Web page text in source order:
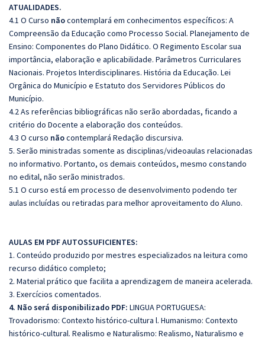
ATUALIDADES.
4.1 O Curso nãocontemplará em conhecimentos específicos: A
Compreensão da Educação como Processo Social. Planejamento de
Ensino: Componentes do Plano Didático. O Regimento Escolar sua
importância, elaboração e aplicabilidade. Parâmetros Curriculares
Nacionais. Projetos Interdisciplinares. História da Educação. Lei
Orgânica do Município e Estatuto dos Servidores Públicos do
Município.
4.2 As referências bibliográficas não serão abordadas, ficando a
critério do Docente a elaboração dos conteúdos.
4.3 O curso nãocontemplará Redação discursiva.
5. Serão ministradas somente as disciplinas/videoaulas relacionadas
no informativo. Portanto, os demais conteúdos, mesmo constando
no edital, não serão ministrados.
5.1 O curso está em processo de desenvolvimento podendo ter
aulas incluídas ou retiradas para melhor aproveitamento do Aluno.
AULAS EM PDF AUTOSSUFICIENTES:
1. Conteúdo produzido por mestres especializados na leitura como
recurso didático completo;
2. Material prático que facilita a aprendizagem de maneira acelerada.
3. Exercícios comentados.
4. Não será disponibilizado PDF: LINGUA PORTUGUESA:
Trovadorismo: Contexto histórico-cultura l. Humanismo: Contexto
histórico-cultural. Realismo e Naturalismo: Realismo, Naturalismo e